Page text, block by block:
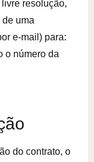
resolução,
uma
e-mail) para:
o número da
do contrato, o